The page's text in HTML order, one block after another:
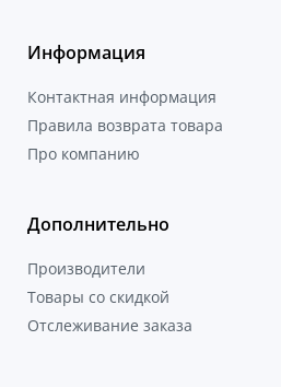
Информация
Контактная информация
Правила возврата товара
Про компанию
Дополнительно
Производители
Товары со скидкой
Отслеживание заказа